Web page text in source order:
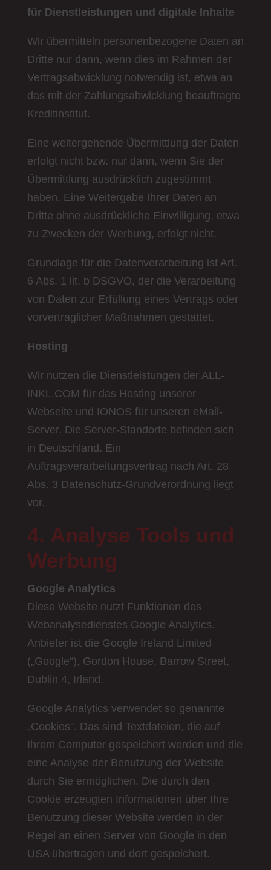
für Dienstleistungen und digitale Inhalte
Wir übermitteln personenbezogene Daten an
Dritte nur dann, wenn dies im Rahmen der
Vertragsabwicklung notwendig ist, etwa an
das mit der Zahlungsabwicklung beauftragte
Kreditinstitut.
Eine weitergehende Übermittlung der Daten
erfolgt nicht bzw. nur dann, wenn Sie der
Übermittlung ausdrücklich zugestimmt
haben. Eine Weitergabe Ihrer Daten an
Dritte ohne ausdrückliche Einwilligung, etwa
zu Zwecken der Werbung, erfolgt nicht.
Grundlage für die Datenverarbeitung ist Art.
6 Abs. 1 lit. b DSGVO, der die Verarbeitung
von Daten zur Erfüllung eines Vertrags oder
vorvertraglicher Maßnahmen gestattet.
Hosting
Wir nutzen die Dienstleistungen der ALL-
INKL.COM für das Hosting unserer
Webseite und IONOS für unseren eMail-
Server. Die Server-Standorte befinden sich
in Deutschland. Ein
Auftragsverarbeitungsvertrag nach Art. 28
Abs. 3 Datenschutz-Grundverordnung liegt
vor.
4. Analyse Tools und
Werbung
Google Analytics
Diese Website nutzt Funktionen des
Webanalysedienstes Google Analytics.
Anbieter ist die Google Ireland Limited
(„Google“), Gordon House, Barrow Street,
Dublin 4, Irland.
Google Analytics verwendet so genannte
„Cookies“. Das sind Textdateien, die auf
Ihrem Computer gespeichert werden und die
eine Analyse der Benutzung der Website
durch Sie ermöglichen. Die durch den
Cookie erzeugten Informationen über Ihre
Benutzung dieser Website werden in der
Regel an einen Server von Google in den
USA übertragen und dort gespeichert.